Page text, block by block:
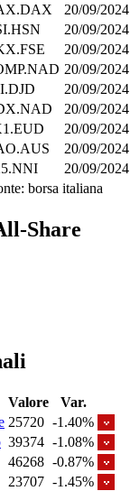
20/09/2024
20/09/2024
20/09/2024
20/09/2024
20/09/2024
20/09/2024
20/09/2024
20/09/2024
20/09/2024
borsa italiana
Share
Valore
Var.
25720 -1.40%
39374 -1.08%
46268 -0.87%
23707 -1.45%